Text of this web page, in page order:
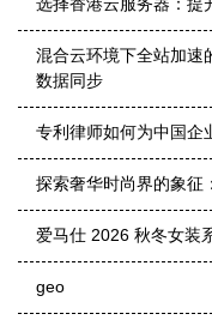
混合云环境下全站加速
数据同步
专利律师如何为中国企
探索奢华时尚界的象征
爱马仕 2026 秋冬女装
geo